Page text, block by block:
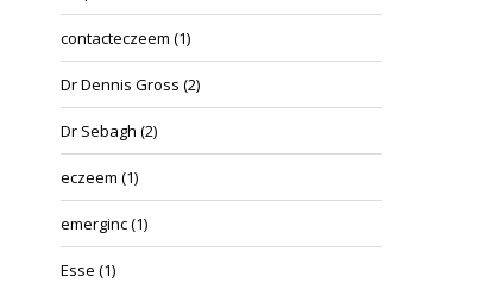
contacteczeem (1)
Dr Dennis Gross (2)
Dr Sebagh (2)
eczeem (1)
emerginc(1)
Esse (1)